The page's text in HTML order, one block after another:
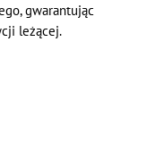
gwarantując
leżącej.